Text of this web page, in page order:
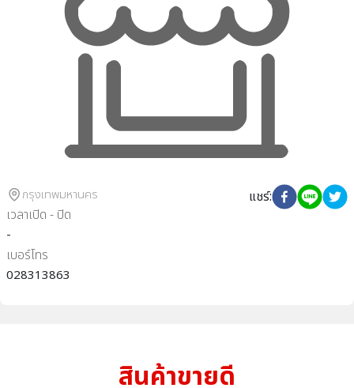
กรุงเทพมหานคร
เวลาเปิด - ปิด
-
เบอร์โทร
028313863
แชร์:
สินค้าขายดี